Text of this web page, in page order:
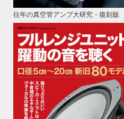
往年の真空管アンプ大研究・復刻版